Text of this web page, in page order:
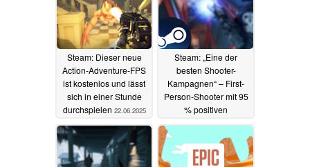
Steam: Dieser neue
Action-Adventure-FPS
ist kostenlos und lässt
sich in einer Stunde
durchspielen 22.06.2025
Steam: „Eine der
besten Shooter-
Kampagnen“ – First-
Person-Shooter mit 95
% positiven
5 Euro zu ergattern
21.06.2025